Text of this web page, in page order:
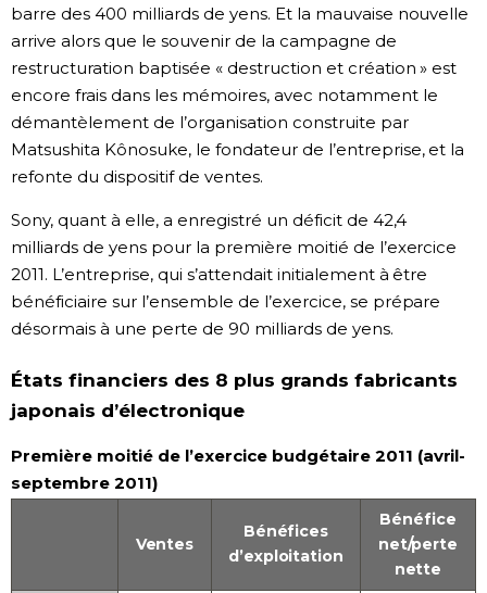
barre des 400 milliards de yens. Et la mauvaise nouvelle
arrive alors que le souvenir de la campagne de
restructuration baptisée « destruction et création » est
encore frais dans les mémoires, avec notamment le
démantèlement de l’organisation construite par
Matsushita Kônosuke, le fondateur de l’entreprise, et la
refonte du dispositif de ventes.
Sony, quant à elle, a enregistré un déficit de 42,4
milliards de yens pour la première moitié de l’exercice
2011. L’entreprise, qui s’attendait initialement à être
bénéficiaire sur l’ensemble de l’exercice, se prépare
désormais à une perte de 90 milliards de yens.
États financiers des 8 plus grands fabricants
japonais d’électronique
Première moitié de l’exercice budgétaire 2011 (avril-
septembre 2011)
Ventes
Bénéfices
d’exploitation
Bénéfice
net/perte
nette